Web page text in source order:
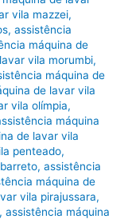
vila mazzei,
,assistência
máquina de
vila morumbi,
máquina de
de lavar vila
vila olímpia,
máquina
de lavar vila
penteado,
,assistência
máquina de
vila pirajussara,
,assistência máquina